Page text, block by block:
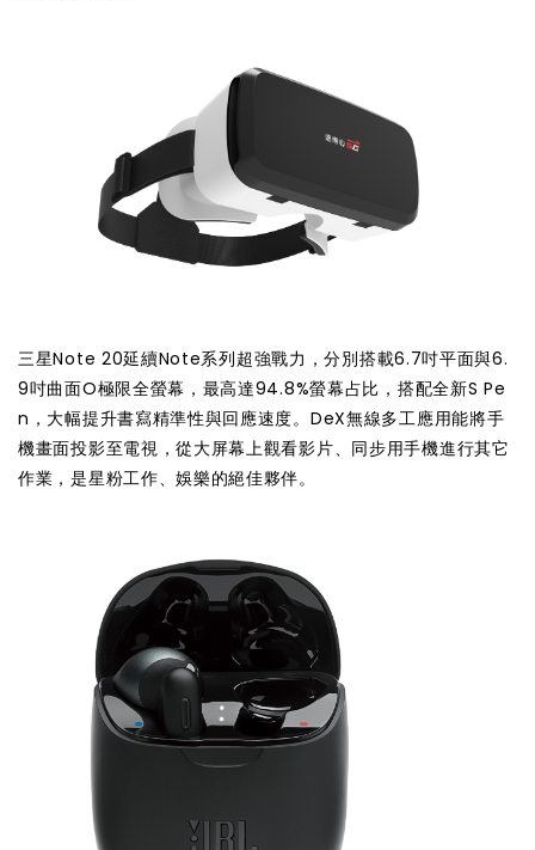
三星Note 20延續Note系列超強戰力，分別搭載6.7吋平面與6.
9吋曲面O極限全螢幕，最高達94.8%螢幕占比，搭配全新S Pe
n，大幅提升書寫精準性與回應速度。DeX無線多工應用能將手
機畫面投影至電視，從大屏幕上觀看影片、同步用手機進行其它
作業，是星粉工作、娛樂的絕佳夥伴。